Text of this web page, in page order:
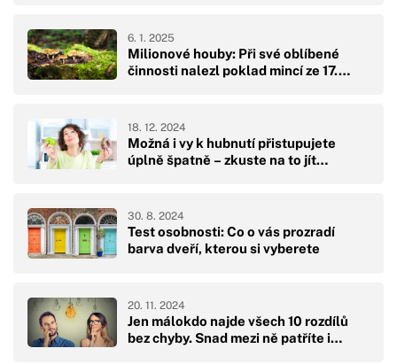
Milionové houby: Při své oblíbené
činnosti nalezl poklad mincí ze 17.…
6. 1. 2025
Možná i vy k hubnutí přistupujete
úplně špatně – zkuste na to jít…
18. 12. 2024
Test osobnosti: Co o vás prozradí
barva dveří, kterou si vyberete
30. 8. 2024
Jen málokdo najde všech 10 rozdílů
bez chyby. Snad mezi ně patříte i…
20. 11. 2024